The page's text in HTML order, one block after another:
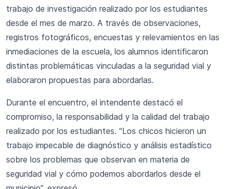
trabajo de investigación realizado por los estudiantes
desde el mes de marzo. A través de observaciones,
registros fotográficos, encuestas y relevamientos en las
inmediaciones de la escuela, los alumnos identificaron
distintas problemáticas vinculadas a la seguridad vial y
elaboraron propuestas para abordarlas.
Durante el encuentro, el intendente destacó el
compromiso, la responsabilidad y la calidad del trabajo
realizado por los estudiantes. “Los chicos hicieron un
trabajo impecable de diagnóstico y análisis estadístico
sobre los problemas que observan en materia de
seguridad vial y cómo podemos abordarlos desde el